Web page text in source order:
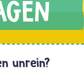
unrein?